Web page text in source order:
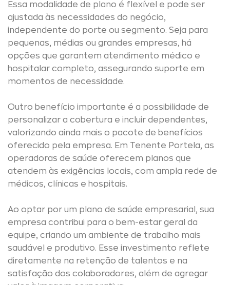
Essa modalidade de plano é flexível e pode ser
ajustada às necessidades do negócio,
independente do porte ou segmento. Seja para
pequenas, médias ou grandes empresas, há
opções que garantem atendimento médico e
hospitalar completo, assegurando suporte em
momentos de necessidade.
Outro benefício importante é a possibilidade de
personalizar a cobertura e incluir dependentes,
valorizando ainda mais o pacote de benefícios
oferecido pela empresa. Em Tenente Portela, as
operadoras de saúde oferecem planos que
atendem às exigências locais, com ampla rede de
médicos, clínicas e hospitais.
Ao optar por um plano de saúde empresarial, sua
empresa contribui para o bem-estar geral da
equipe, criando um ambiente de trabalho mais
saudável e produtivo. Esse investimento reflete
diretamente na retenção de talentos e na
satisfação dos colaboradores, além de agregar